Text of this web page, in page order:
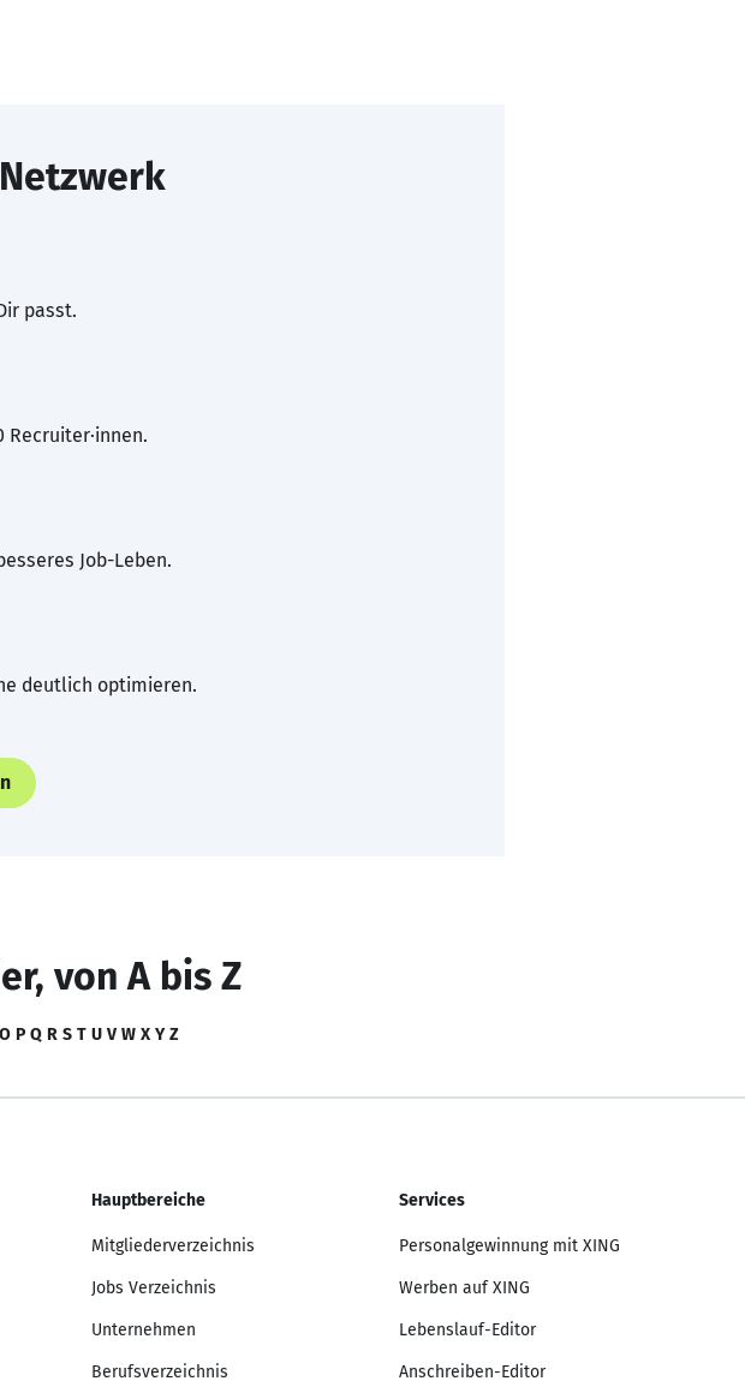
passt.
Recruiter·innen.
Job-Leben.
deutlich optimieren.
von A bis Z
O P Q R S T U V W X Y Z
Hauptbereiche
Mitgliederverzeichnis
Jobs Verzeichnis
Unternehmen
Berufsverzeichnis
Services
Personalgewinnung mit XING
Werben auf XING
Lebenslauf-Editor
Anschreiben-Editor